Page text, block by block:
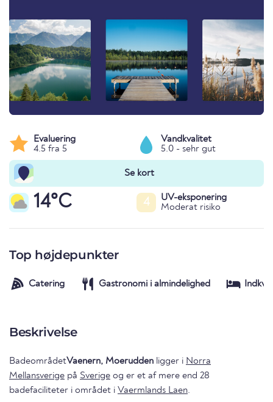
Evaluering
4.5 fra 5
Vandkvalitet
5.0 - sehr gut
Se kort
14°C 4
UV-eksponering
Moderat risiko
Top højdepunkter
Catering Gastronomi i almindelighed
Beskrivelse
BadeområdetVaenern, Moerudden ligger i Norra
Mellansverige på Sverige og er et af mere end 28
badefaciliteter i området i Vaermlands Laen.